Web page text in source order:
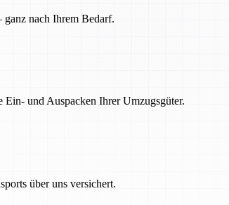
nach Ihrem Bedarf.
Ein- und Auspacken Ihrer Umzugsgüter.
über uns versichert.